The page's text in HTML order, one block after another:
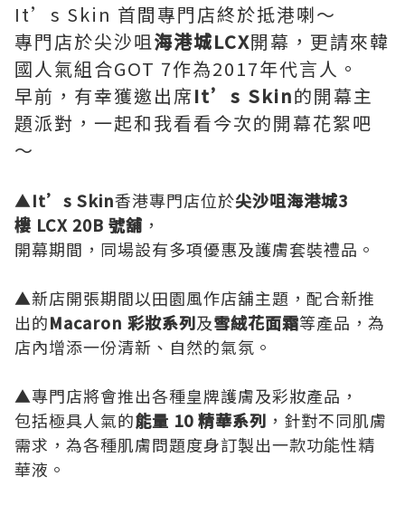
It’s Skin 首間專門店終於抵港喇～
專門店於尖沙咀海港城LCX開幕，更請來韓
國人氣組合GOT 7作為2017年代言人。
早前，有幸獲邀出席It’s Skin的開幕主
題派對，一起和我看看今次的開幕花絮吧
～
▲It’s Skin香港專門店位於尖沙咀海港城3
樓 LCX 20B 號舖 ，
開幕期間，同場設有多項優惠及護膚套裝禮品。
▲新店開張期間以田園風作店舖主題，配合新推
出的Macaron 彩妝系列及雪絨花面霜等產品，為
店內增添一份清新、自然的氣氛。
▲專門店將會推出各種皇牌護膚及彩妝產品，
包括極具人氣的能量 10 精華系列 ，針對不同肌膚
需求，為各種肌膚問題度身訂製出一款功能性精
華液。